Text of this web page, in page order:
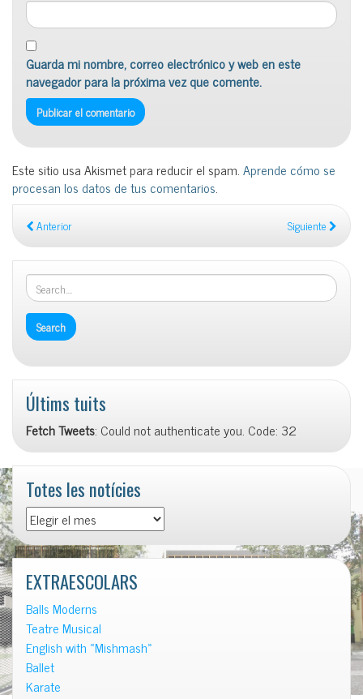
Guarda mi nombre, correo electrónico y web en este
navegador para la próxima vez que comente.
Este sitio usa Akismet para reducir el spam.Aprende cómo se
procesan los datos de tus comentarios.
Anterior Siguiente
Últims tuits
Fetch Tweets: Could not authenticate you. Code: 32
Totes les notícies
Totes
les
notícies
EXTRAESCOLARS
Balls Moderns
Teatre Musical
English with «Mishmash»
Ballet
Karate